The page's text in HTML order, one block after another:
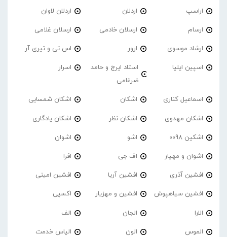
اراسپ اردلان اردلان لاوان
ارسام ارسلان خادمی ارسلان غلامی
ارشاد موسوی ارور اس تی و تیری آر
اسپین ایلیا
استاد ایرج و حامد
ضرغامی
اسرار
اسماعیل کناری اشکان اشکان شمسایی
اشکان مهدوی اشکان نظر اشکان یادگاری
اشکین 0098 اشو اشوان
اشوان و مهیار اف جی افرا
افشین آذری افشین آریا افشین امینی
افشین سیاهپوش افشین و مهزیار اکسپی
الارا الجان الف
الموس الون الیاس خدمت